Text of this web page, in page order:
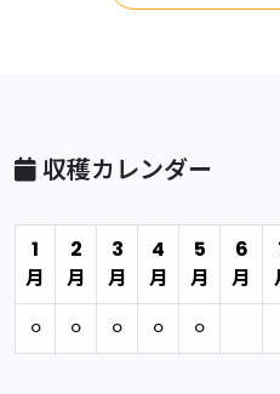
収穫カレンダー
1
月
2
月
3
月
4
月
5
月
6
月
⚪︎
⚪︎ ⚪︎ ⚪︎ ⚪︎